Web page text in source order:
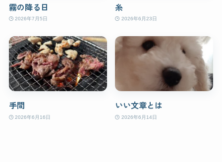
霧の降る日
2026年7月5日
糸
2026年6月23日
手間
2026年6月16日
いい文章とは
2026年6月14日